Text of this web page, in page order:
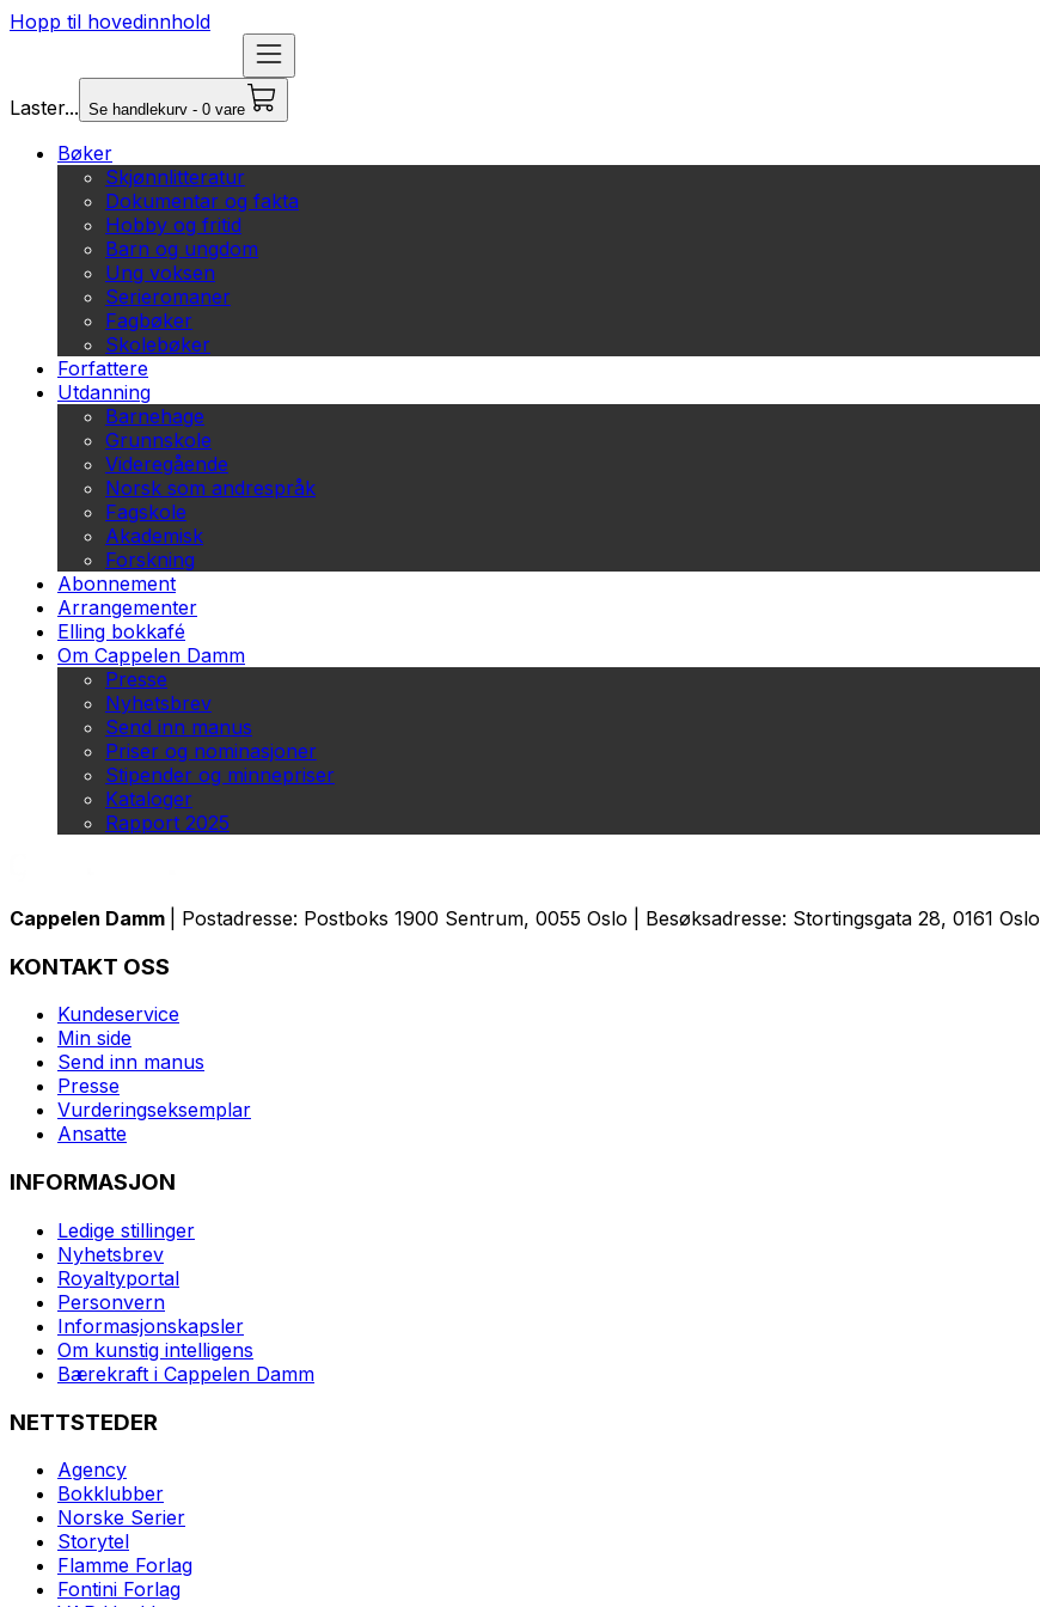
Hopp til hovedinnhold
Laster... Se handlekurv - 0 vare
Bøker
Skjønnlitteratur
Dokumentar og fakta
Hobby og fritid
Barn og ungdom
Ung voksen
Serieromaner
Fagbøker
Skolebøker
Forfattere
Utdanning
Barnehage
Grunnskole
Videregående
Norsk som andrespråk
Fagskole
Akademisk
Forskning
Abonnement
Arrangementer
Elling bokkafé
Om Cappelen Damm
Presse
Nyhetsbrev
Send inn manus
Priser og nominasjoner
Stipender og minnepriser
Kataloger
Rapport 2025
Cappelen Damm | Postadresse: Postboks 1900 Sentrum, 0055 Oslo | Besøksadresse: Stortingsgata 28, 0161 Oslo
KONTAKT OSS
Kundeservice
Min side
Send inn manus
Presse
Vurderingseksemplar
Ansatte
INFORMASJON
Ledige stillinger
Nyhetsbrev
Royaltyportal
Personvern
Informasjonskapsler
Om kunstig intelligens
Bærekraft i Cappelen Damm
NETTSTEDER
Agency
Bokklubber
Norske Serier
Storytel
Flamme Forlag
Fontini Forlag